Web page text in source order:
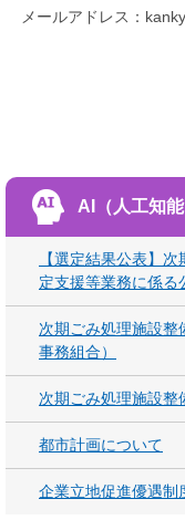
メールアドレス：
AI（人工知
【選定結果公表】
定支援等業務に係る
次期ごみ処理施設整
事務組合）
次期ごみ処理施設整
都市計画について
企業立地促進優遇制